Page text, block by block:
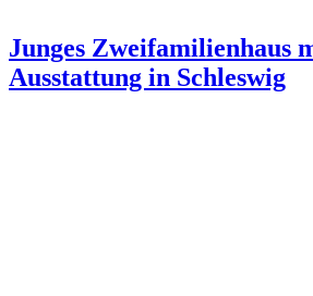
Junges Zweifamilienhaus
Ausstattung in Schleswig